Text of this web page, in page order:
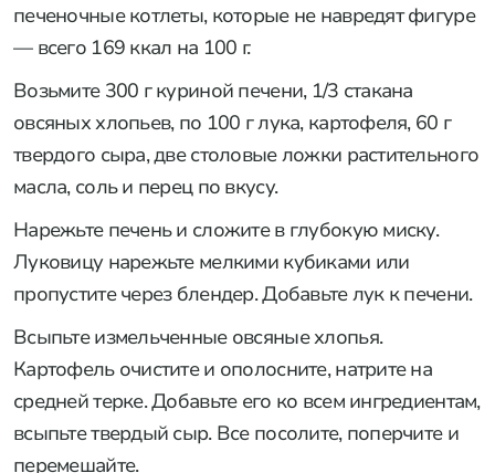
печеночные котлеты, которые не навредят фигуре
— всего 169 ккал на 100 г.
Возьмите 300 г куриной печени, 1/3 стакана
овсяных хлопьев, по 100 г лука, картофеля, 60 г
твердого сыра, две столовые ложки растительного
масла, соль и перец по вкусу.
Нарежьте печень и сложите в глубокую миску.
Луковицу нарежьте мелкими кубиками или
пропустите через блендер. Добавьте лук к печени.
Всыпьте измельченные овсяные хлопья.
Картофель очистите и ополосните, натрите на
средней терке. Добавьте его ко всем ингредиентам,
всыпьте твердый сыр. Все посолите, поперчите и
перемешайте.